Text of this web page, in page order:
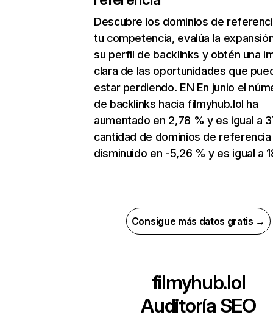
Descubre los dominios de
tu competencia, evalúa la
su perfil de backlinks y obtén una
clara de las oportunidades que
estar perdiendo. EN En junio el
de backlinks hacia filmyhub.lol ha
aumentado en 2,78 % y es igual a
cantidad de dominios de referencia
disminuido en -5,26 % y es igual a
Consigue más datos gratis →
filmyhub.lol
Auditoría SEO